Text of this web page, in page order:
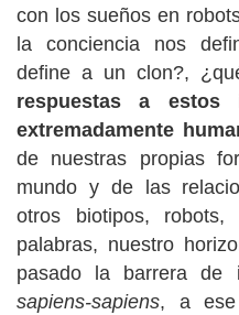
con los sueños en
la conciencia nos
define a un clon?,
respuestas a estos
extremadamente
de nuestras propias
mundo y de las
otros biotipos,
palabras, nuestro
pasado la barrera de
sapiens-sapiens, a ese